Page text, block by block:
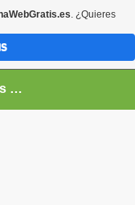
Libros y Audiolibros Para emprendedores
. ¿Quieres